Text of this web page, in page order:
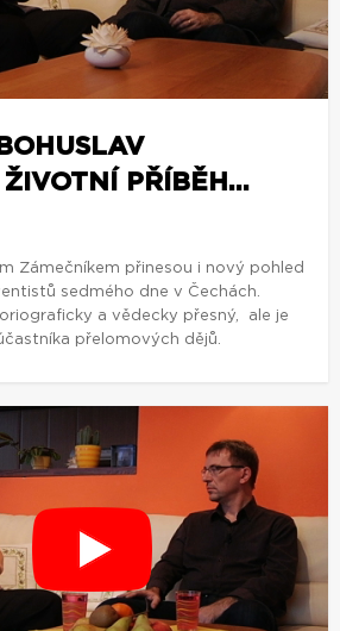
PŘÍBĚH...
Zámečníkem přinesou i nový pohled
sedmého dne v Čechách.
a vědecky přesný, ale je
přelomových dějů.